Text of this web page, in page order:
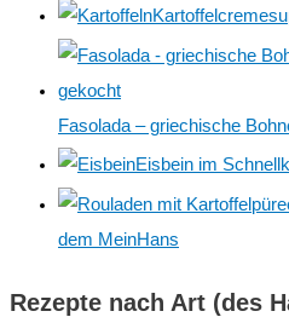
Fasolada – griechische
Eisbein im
dem MeinHans
Rezepte nach Art (des